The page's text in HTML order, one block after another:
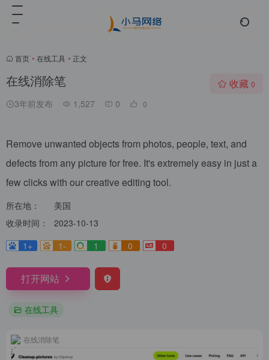
首页 • 在线工具 • 正文
在线消除笔
3年前发布 1,527 0 0
收藏 0
Remove unwanted objects from photos, people, text, and
defects from any picture for free. It's extremely easy in just a
few clicks with our creative editing tool.
所在地：
美国
收录时间：
2023-10-13
1+
1- 1 0 0
打开网站
在线工具
在线消除笔